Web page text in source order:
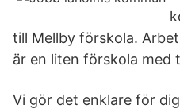
till Mellby förskola.
är en liten förskola med
Vi gör det enklare för